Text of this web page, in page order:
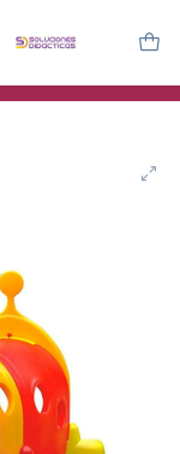
terapeutas y